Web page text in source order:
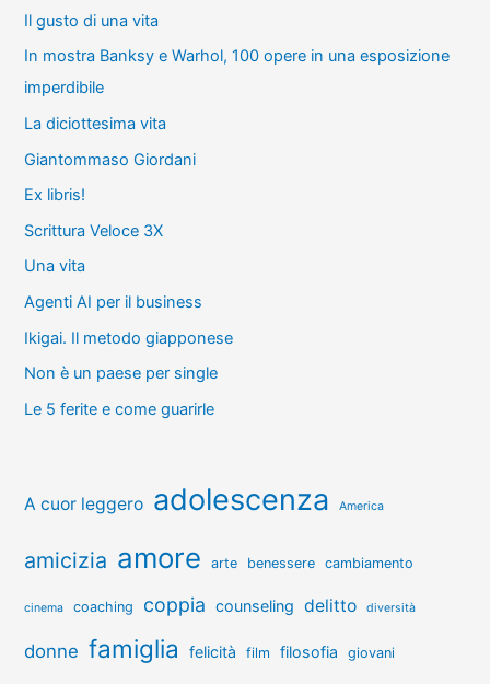
Il gusto di una vita
In mostra Banksy e Warhol, 100 opere in una esposizione
imperdibile
La diciottesima vita
Giantommaso Giordani
Ex libris!
Scrittura Veloce 3X
Una vita
Agenti AI per il business
Ikigai. Il metodo giapponese
Non è un paese per single
Le 5 ferite e come guarirle
A cuor leggero adolescenza America
amicizia amore arte benessere cambiamento
cinema coaching coppia counseling delitto diversità
donne famiglia felicità film filosofia giovani